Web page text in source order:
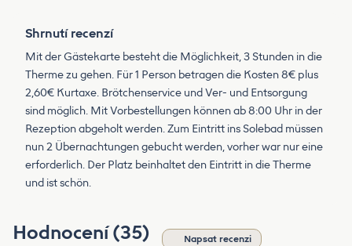
Shrnutí recenzí
Mit der Gästekarte besteht die Möglichkeit, 3 Stunden in die
Therme zu gehen. Für 1 Person betragen die Kosten 8€ plus
2,60€ Kurtaxe. Brötchenservice und Ver- und Entsorgung
sind möglich. Mit Vorbestellungen können ab 8:00 Uhr in der
Rezeption abgeholt werden. Zum Eintritt ins Solebad müssen
nun 2 Übernachtungen gebucht werden, vorher war nur eine
erforderlich. Der Platz beinhaltet den Eintritt in die Therme
und ist schön.
Hodnocení (35) Napsat recenzi